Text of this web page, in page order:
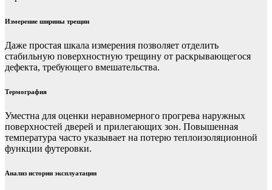
Измерение ширины трещин
Даже простая шкала измерения позволяет отделить
стабильную поверхностную трещину от раскрывающегося
дефекта, требующего вмешательства.
Термография
Уместна для оценки неравномерного прогрева наружных
поверхностей дверей и прилегающих зон. Повышенная
температура часто указывает на потерю теплоизоляционной
функции футеровки.
Анализ истории эксплуатации